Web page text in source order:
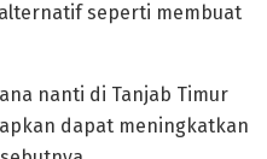
seperti membuat
nanti di Tanjab Timur
dapat meningkatkan